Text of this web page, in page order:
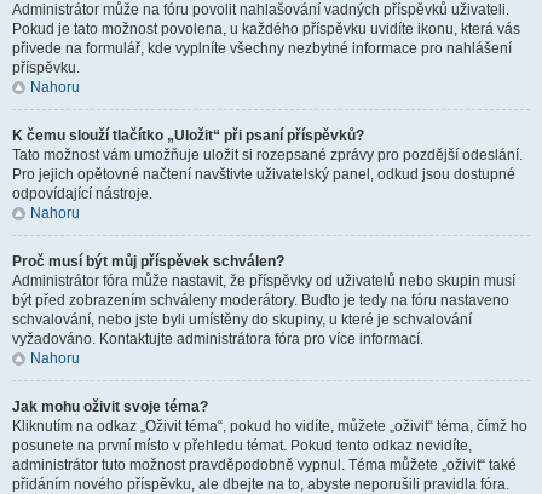
Administrátor může na fóru povolit nahlašování vadných příspěvků uživateli.
Pokud je tato možnost povolena, u každého příspěvku uvidíte ikonu, která vás
přivede na formulář, kde vyplníte všechny nezbytné informace pro nahlášení
příspěvku.
Nahoru
K čemu slouží tlačítko „Uložit“ při psaní příspěvků?
Tato možnost vám umožňuje uložit si rozepsané zprávy pro pozdější odeslání.
Pro jejich opětovné načtení navštivte uživatelský panel, odkud jsou dostupné
odpovídající nástroje.
Nahoru
Proč musí být můj příspěvek schválen?
Administrátor fóra může nastavit, že příspěvky od uživatelů nebo skupin musí
být před zobrazením schváleny moderátory. Buďto je tedy na fóru nastaveno
schvalování, nebo jste byli umístěny do skupiny, u které je schvalování
vyžadováno. Kontaktujte administrátora fóra pro více informací.
Nahoru
Jak mohu oživit svoje téma?
Kliknutím na odkaz „Oživit téma“, pokud ho vidíte, můžete „oživit“ téma, čímž ho
posunete na první místo v přehledu témat. Pokud tento odkaz nevidíte,
administrátor tuto možnost pravděpodobně vypnul. Téma můžete „oživit“ také
přidáním nového příspěvku, ale dbejte na to, abyste neporušili pravidla fóra.